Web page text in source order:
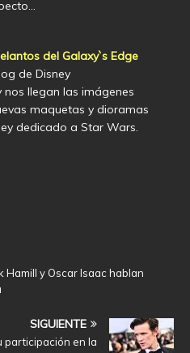
del Galaxy`s Edge
de Disney
nos llegan las imágenes
maquetas y dioramas
dedicado a Star Wars.
Hamill y Oscar Isaac hablan
SIGUIENTE
participación en la